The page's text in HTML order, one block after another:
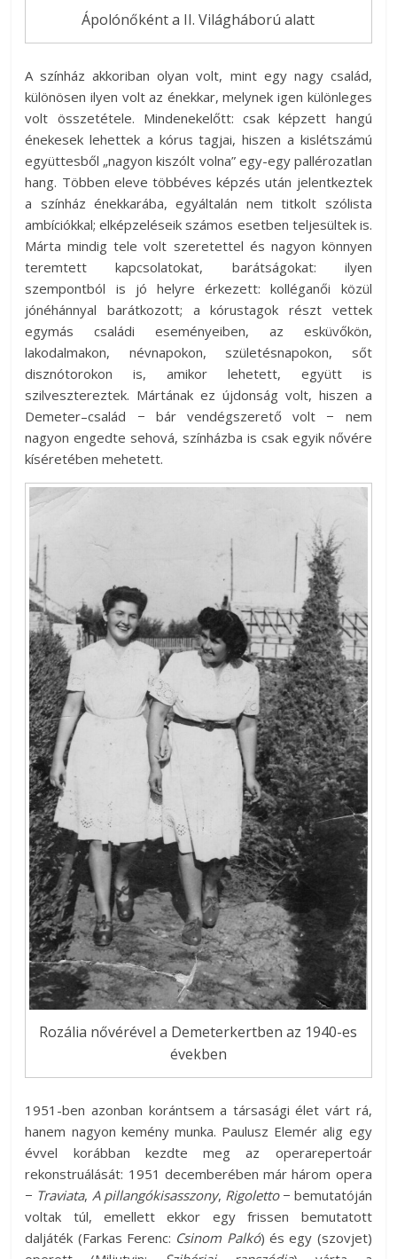
Ápolónőként a II. Világháború alatt
A színház akkoriban olyan volt, mint egy nagy család,
különösen ilyen volt az énekkar, melynek igen különleges
volt összetétele. Mindenekelőtt: csak képzett hangú
énekesek lehettek a kórus tagjai, hiszen a kislétszámú
együttesből „nagyon kiszólt volna” egy-egy pallérozatlan
hang. Többen eleve többéves képzés után jelentkeztek
a színház énekkarába, egyáltalán nem titkolt szólista
ambíciókkal; elképzeléseik számos esetben teljesültek is.
Márta mindig tele volt szeretettel és nagyon könnyen
teremtett kapcsolatokat, barátságokat: ilyen
szempontból is jó helyre érkezett: kolléganői közül
jónéhánnyal barátkozott; a kórustagok részt vettek
egymás családi eseményeiben, az esküvőkön,
lakodalmakon, névnapokon, születésnapokon, sőt
disznótorokon is, amikor lehetett, együtt is
szilvesztereztek. Mártának ez újdonság volt, hiszen a
Demeter–család − bár vendégszerető volt − nem
nagyon engedte sehová, színházba is csak egyik nővére
kíséretében mehetett.
Rozália nővérével a Demeterkertben az 1940-es
években
1951-ben azonban korántsem a társasági élet várt rá,
hanem nagyon kemény munka. Paulusz Elemér alig egy
évvel korábban kezdte meg az operarepertoár
rekonstruálását: 1951 decemberében már három opera
− Traviata, A pillangókisasszony, Rigoletto− bemutatóján
voltak túl, emellett ekkor egy frissen bemutatott
daljáték (Farkas Ferenc: Csinom Palkó) és egy (szovjet)